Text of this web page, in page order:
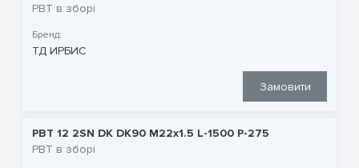
РВТ в зборі
Бренд:
ТД ИРБИС
Замовити
РВТ 12 2SN DK DK90 M22x1.5 L-1500 P-275
РВТ в зборі